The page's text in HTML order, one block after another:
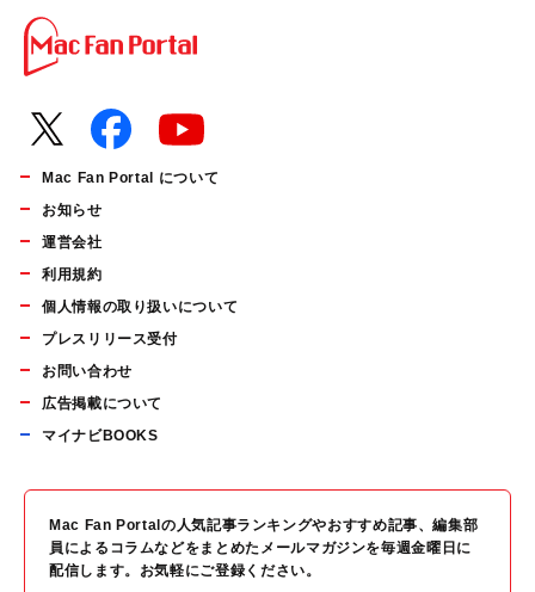
Mac Fan Portal について
お知らせ
運営会社
利用規約
個人情報の取り扱いについて
プレスリリース受付
お問い合わせ
広告掲載について
マイナビBOOKS
Mac Fan Portalの人気記事ランキングやおすすめ記事、編集部
員によるコラムなどをまとめたメールマガジンを毎週金曜日に
配信します。お気軽にご登録ください。